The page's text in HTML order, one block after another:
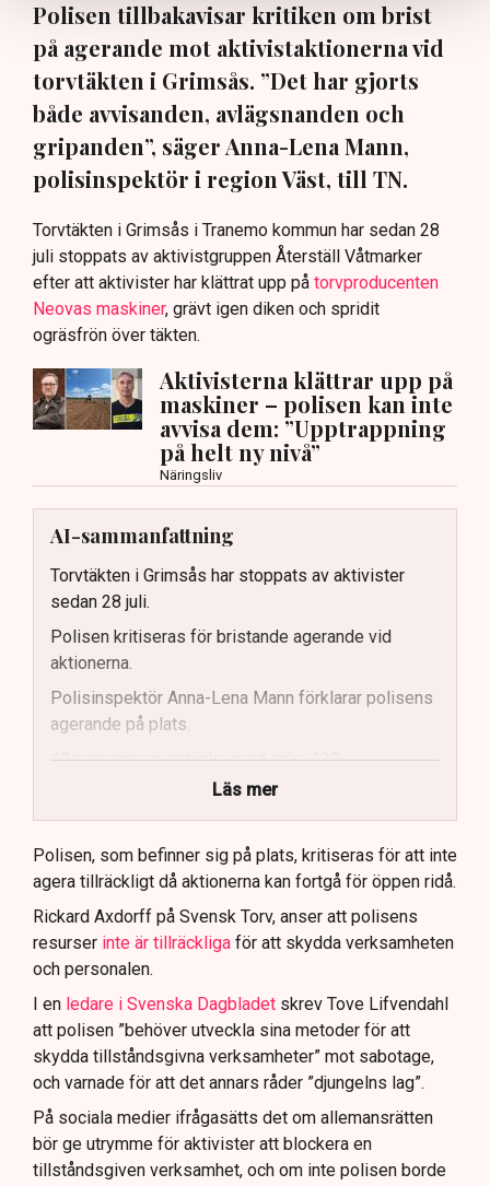
Polisen tillbakavisar kritiken om brist
på agerande mot aktivistaktionerna vid
torvtäkten i Grimsås. ”Det har gjorts
både avvisanden, avlägsnanden och
gripanden”, säger Anna-Lena Mann,
polisinspektör i region Väst, till TN.
Torvtäkten i Grimsås i Tranemo kommun har sedan 28
juli stoppats av aktivistgruppen Återställ Våtmarker
efter att aktivister har klättrat upp på torvproducenten
Neovas maskiner, grävt igen diken och spridit
ogräsfrön över täkten.
Aktivisterna klättrar upp på
maskiner – polisen kan inte
avvisa dem: ”Upptrappning
på helt ny nivå”
Näringsliv
AI-sammanfattning
Torvtäkten i Grimsås har stoppats av aktivister
sedan 28 juli.
Polisen kritiseras för bristande agerande vid
aktionerna.
Polisinspektör Anna-Lena Mann förklarar polisens
agerande på plats.
40 personer misstänks med cirka 120
brottsmisstankar kopplade.
Polisen använder drönare och uniformerad polis
för att dokumentera bevis.
Samtidigt är polisarbetet komplext när det gäller
att navigera juridiska rättigheter och gränser.
Läs mer
Polisen, som befinner sig på plats, kritiseras för att inte
agera tillräckligt då aktionerna kan fortgå för öppen ridå.
Rickard Axdorff på Svensk Torv, anser att polisens
resurser inte är tillräckliga för att skydda verksamheten
och personalen.
I en ledare i Svenska Dagbladet skrev Tove Lifvendahl
att polisen ”behöver utveckla sina metoder för att
skydda tillståndsgivna verksamheter” mot sabotage,
och varnade för att det annars råder ”djungelns lag”.
På sociala medier ifrågasätts det om allemansrätten
bör ge utrymme för aktivister att blockera en
tillståndsgiven verksamhet, och om inte polisen borde